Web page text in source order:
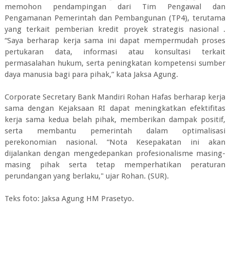
memohon pendampingan dari Tim Pengawal dan
Pengamanan Pemerintah dan Pembangunan (TP4), terutama
yang terkait pemberian kredit proyek strategis nasional .
“Saya berharap kerja sama ini dapat mempermudah proses
pertukaran data, informasi atau konsultasi terkait
permasalahan hukum, serta peningkatan kompetensi sumber
daya manusia bagi para pihak,” kata Jaksa Agung.
Corporate Secretary Bank Mandiri Rohan Hafas berharap kerja
sama dengan Kejaksaan RI dapat meningkatkan efektifitas
kerja sama kedua belah pihak, memberikan dampak positif,
serta membantu pemerintah dalam optimalisasi
perekonomian nasional. “Nota Kesepakatan ini akan
dijalankan dengan mengedepankan profesionalisme masing-
masing pihak serta tetap memperhatikan peraturan
perundangan yang berlaku," ujar Rohan. (SUR).
Teks foto: Jaksa Agung HM Prasetyo.